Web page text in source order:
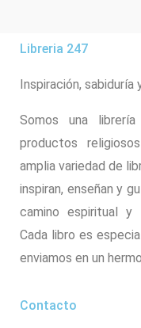
Libreria 247
Inspiración, sabiduría
Somos una
productos
amplia variedad de
inspiran, enseñan y
camino espiritual y
Cada libro es
enviamos en un
Contacto